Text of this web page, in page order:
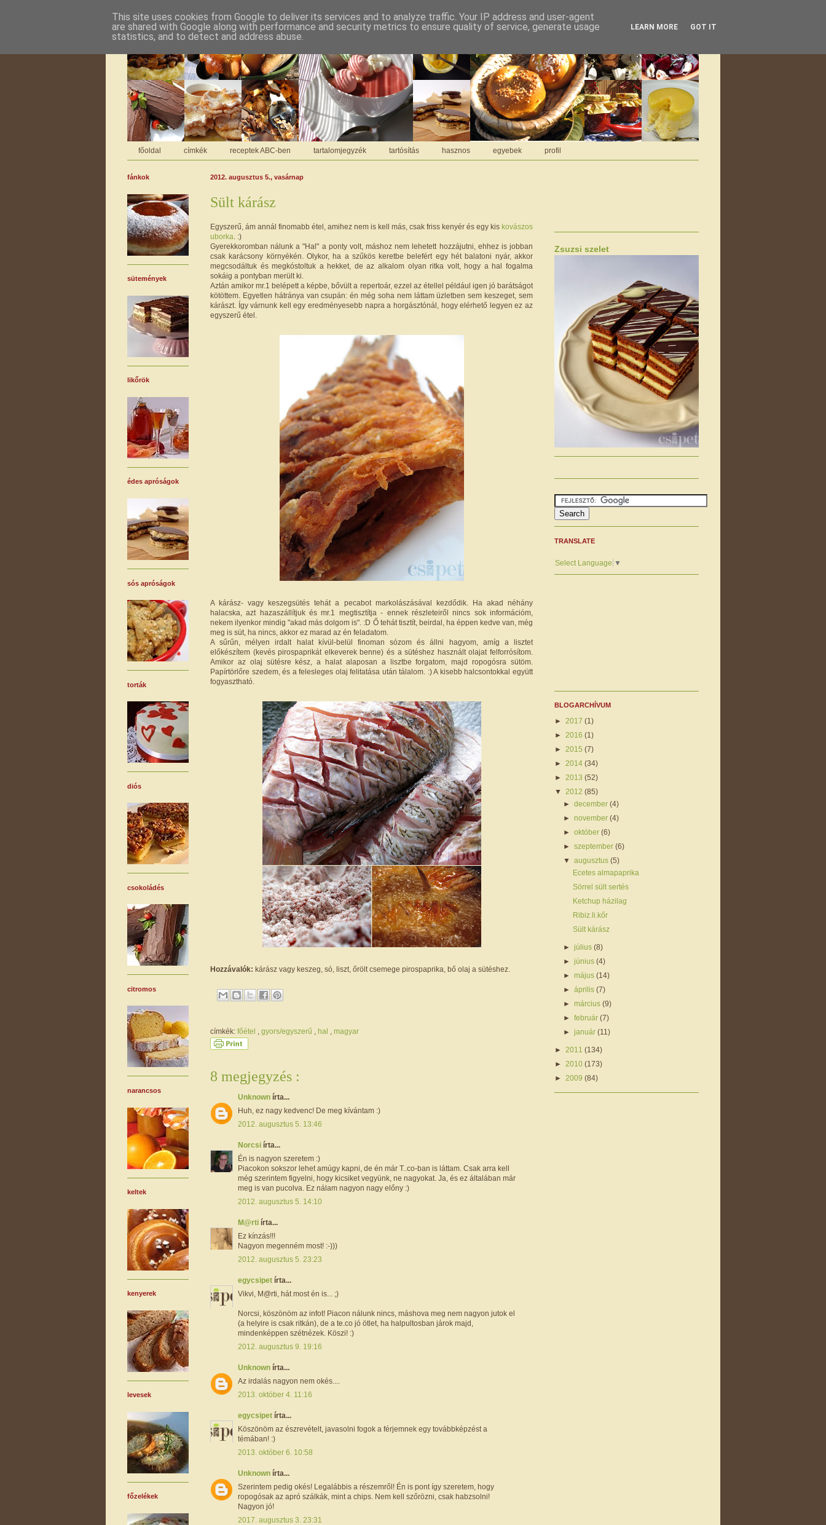
főoldal címkék receptek ABC-ben tartalomjegyzék tartósítás hasznos egyebek profil
2012. augusztus 5., vasárnap
Sült kárász
Egyszerű, ám annál finomabb étel, amihez nem is kell más, csak friss kenyér és egy kis kovászos
uborka . :)
Gyerekkoromban nálunk a "Hal" a ponty volt, máshoz nem lehetett hozzájutni, ehhez is jobban
csak karácsony környékén. Olykor, ha a szűkös keretbe belefért egy hét balatoni nyár, akkor
megcsodáltuk és megkóstoltuk a hekket, de az alkalom olyan ritka volt, hogy a hal fogalma
sokáig a pontyban merült ki.
Aztán amikor mr.1 belépett a képbe, bővült a repertoár, ezzel az étellel például igen jó barátságot
kötöttem. Egyetlen hátránya van csupán: én még soha nem láttam üzletben sem keszeget, sem
kárászt. Így várnunk kell egy eredményesebb napra a horgásztónál, hogy elérhető legyen ez az
egyszerű étel.
A kárász- vagy keszegsütés tehát a pecabot markolászásával kezdődik. Ha akad néhány
halacska, azt hazaszállítjuk és mr.1 megtisztítja - ennek részleteiről nincs sok információm,
nekem ilyenkor mindig "akad más dolgom is". :D Ő tehát tisztít, beirdal, ha éppen kedve van, még
meg is süt, ha nincs, akkor ez marad az én feladatom.
A sűrűn, mélyen irdalt halat kívül-belül finoman sózom és állni hagyom, amíg a lisztet
előkészítem (kevés pirospaprikát elkeverek benne) és a sütéshez használt olajat felforrósítom.
Amikor az olaj sütésre kész, a halat alaposan a lisztbe forgatom, majd ropogósra sütöm.
Papírtörlőre szedem, és a felesleges olaj felitatása után tálalom. :) A kisebb halcsontokkal együtt
fogyasztható.
Hozzávalók: kárász vagy keszeg, só, liszt, őrölt csemege pirospaprika, bő olaj a sütéshez.
címkék: főétel gyors/egyszerű hal magyar
8 megjegyzés :
Unknown írta...
Huh, ez nagy kedvenc! De meg kívántam :)
2012. augusztus 5. 13:46
Norcsi írta...
Én is nagyon szeretem :)
Piacokon sokszor lehet amúgy kapni, de én már T..co-ban is láttam. Csak arra kell
még szerintem figyelni, hogy kicsiket vegyünk, ne nagyokat. Ja, és ez általában már
meg is van pucolva. Ez nálam nagyon nagy előny :)
2012. augusztus 5. 14:10
M@rti írta...
Ez kínzás!!!
Nagyon megenném most! :-)))
2012. augusztus 5. 23:23
egycsipet írta...
Vikvi, M@rti, hát most én is... ;)
Norcsi, köszönöm az infot! Piacon nálunk nincs, máshova meg nem nagyon jutok el
(a helyire is csak ritkán), de a te.co jó ötlet, ha halpultosban járok majd,
mindenképpen szétnézek. Köszi! :)
2012. augusztus 9. 19:16
Unknown írta...
Az irdalás nagyon nem okés....
2013. október 4. 11:16
egycsipet írta...
Köszönöm az észrevételt, javasolni fogok a férjemnek egy továbbképzést a
témában! :)
2013. október 6. 10:58
Unknown írta...
Szerintem pedig okés! Legalábbis a részemről! Én is pont így szeretem, hogy
ropogósak az apró szálkák, mint a chips. Nem kell szőrözni, csak habzsolni!
Nagyon jó!
2017. augusztus 3. 23:31
fánkok
sütemények
likőrök
édes apróságok
sós apróságok
torták
diós
csokoládés
citromos
narancsos
keltek
kenyerek
levesek
főzelékek
Zsuzsi szelet
TRANSLATE
Select Language ▼
BLOGARCHÍVUM
► 2017 (1)
► 2016 (1)
► 2015 (7)
► 2014 (34)
► 2013 (52)
▼ 2012 (85)
►december(4)
►november(4)
►október(6)
►szeptember(6)
▼augusztus(5)
Ecetes almapaprika
Sörrel sült sertés
Ketchup házilag
Ribiz.li.kőr
Sült kárász
►július(8)
►június(4)
►május(14)
►április(7)
►március(9)
►február(7)
►január(11)
► 2011 (134)
► 2010 (173)
► 2009 (84)
This site uses cookies from Google to deliver its services and to analyze traffic. Your IP address and user-agent
are shared with Google along with performance and security metrics to ensure quality of service, generate usage
statistics, and to detect and address abuse.
LEARN MORE GOT IT